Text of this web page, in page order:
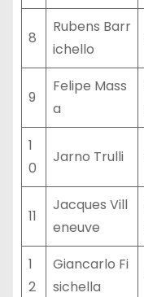
8
Rubens Barr
ichello
9
Felipe Mass
a
1
0
Jarno Trulli
11
Jacques Vill
eneuve
1
2
Giancarlo Fi
sichella